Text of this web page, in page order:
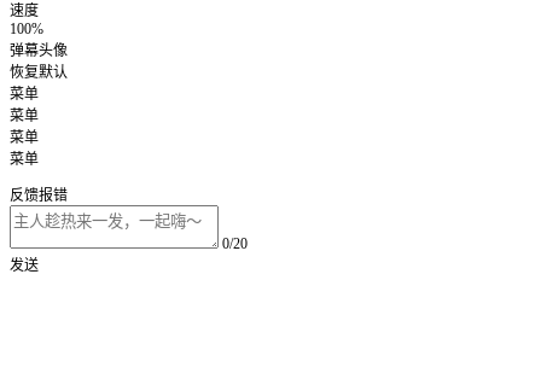
速度
100%
弹幕头像
恢复默认
菜单
菜单
菜单
菜单
反馈报错
0/20
发送